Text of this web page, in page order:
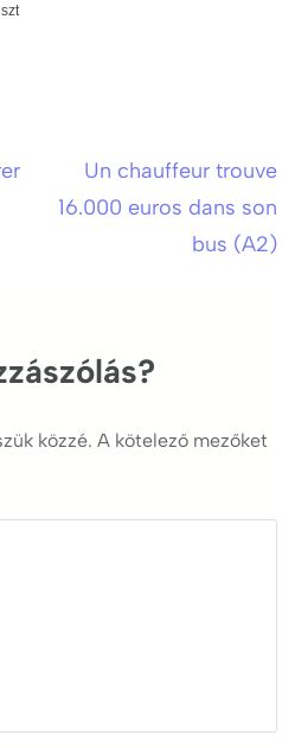
Un chauffeur trouve
16.000 euros dans son
bus (A2)
közzé. A kötelező mezőket